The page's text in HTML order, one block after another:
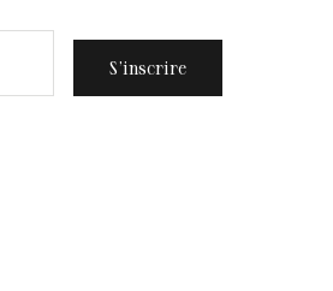
S’inscrire